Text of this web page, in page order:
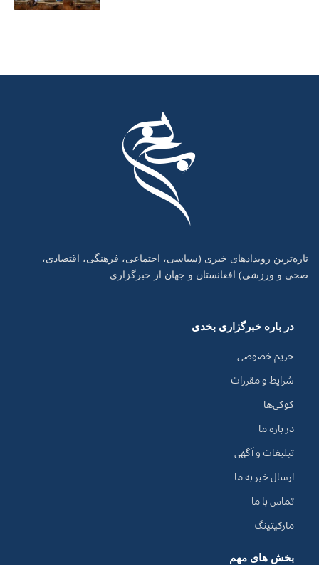
تازه‌ترین رویدادهای خبری (سیاسی، اجتماعی، فرهنگی، اقتصادی،
صحی و ورزشی) افغانستان و جهان از خبرگزاری
در باره خبرگزاری بخدی
حریم خصوصی
شرایط و مقررات
کوکی‌ها
در باره ما
تبلیغات و آگهی
ارسال خبر به ما
تماس با ما
مارکیتینگ
بخش های مهم